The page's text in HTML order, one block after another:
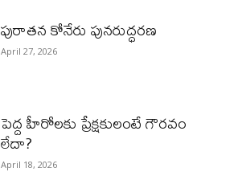
పురాత‌న కోనేరు పున‌రుద్ధ‌ర‌ణ
April 27, 2026
పెద్ద హీరోల‌కు ప్రేక్ష‌కులంటే గౌర‌వం
లేదా?
April 18, 2026